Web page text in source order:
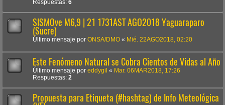
Respuestas: 6
SISMOve M6,9 | 21 1731AST AGO2018 Yaguaraparo
(Sucre)
Último mensaje por ONSA/DMO « Mié. 22AGO2018, 02:20
Este Fenómeno Natural se Cobra Cientos de Vidas al Año
Último mensaje por eddygil « Mar. 06MAR2018, 17:26
Respuestas: 2
Propuesta para Etiqueta (#hashtag) de Info Meteológica